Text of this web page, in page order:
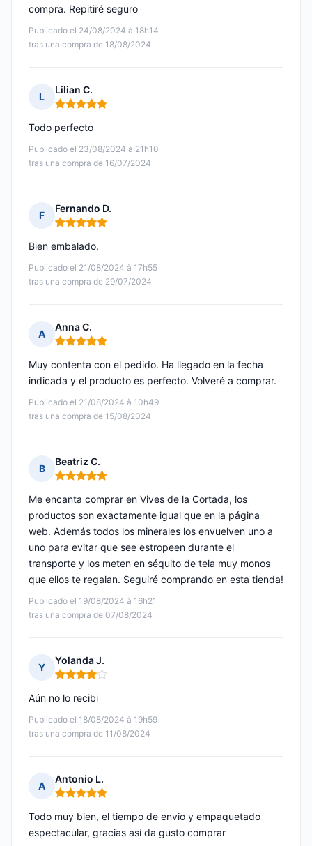
Publicado el 24/08/2024 à 18h14
tras una compra de 18/08/2024
compra. Repitiré seguro
L
Lilian C.
Nota: 5 de 5
Publicado el 23/08/2024 à 21h10
tras una compra de 16/07/2024
Todo perfecto
F
Fernando D.
Nota: 5 de 5
Publicado el 21/08/2024 à 17h55
tras una compra de 29/07/2024
Bien embalado,
A
Anna C.
Nota: 5 de 5
Publicado el 21/08/2024 à 10h49
tras una compra de 15/08/2024
Muy contenta con el pedido. Ha llegado en la fecha
indicada y el producto es perfecto. Volveré a comprar.
B
Beatriz C.
Nota: 5 de 5
Publicado el 19/08/2024 à 16h21
tras una compra de 07/08/2024
Me encanta comprar en Vives de la Cortada, los
productos son exactamente igual que en la página
web. Además todos los minerales los envuelven uno a
uno para evitar que see estropeen durante el
transporte y los meten en séquito de tela muy monos
que ellos te regalan. Seguiré comprando en esta tienda!
Y
Yolanda J.
Nota: 4 de 5
Publicado el 18/08/2024 à 19h59
tras una compra de 11/08/2024
Aún no lo recibi
A
Antonio L.
Nota: 5 de 5
Todo muy bien, el tiempo de envio y empaquetado
espectacular, gracias así da gusto comprar